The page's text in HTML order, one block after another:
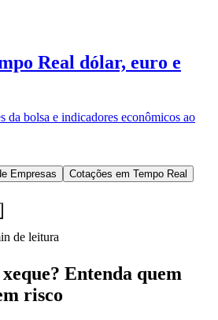
da sua região
de Barueri
Real dólar, euro e
da bolsa e indicadores econômicos ao
Empresas
Cotações em Tempo Real
de leitura
Entenda quem
risco